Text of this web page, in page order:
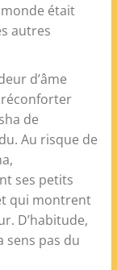
était
autres
d’âme
réconforter
de
Au risque de
ses petits
qui montrent
D’habitude,
sens pas du